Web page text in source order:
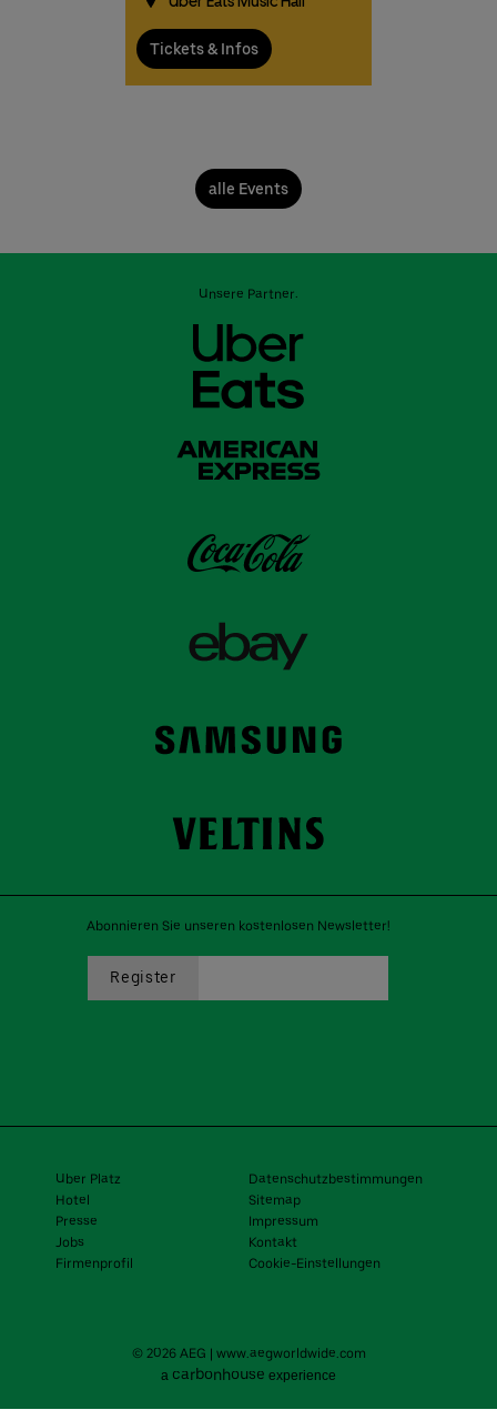
Tickets & Infos
alle Events
Unsere Partner:
Abonnieren Sie unseren kostenlosen Newsletter!
Uber Platz
Datenschutzbestimmungen
Hotel
Sitemap
Presse
Impressum
Jobs
Kontakt
Firmenprofil
Cookie-Einstellungen
© 2026 AEG | www.aegworldwide.com
a carbonhouse experience